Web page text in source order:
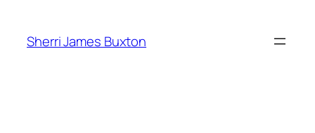
content
Sherri James Buxton